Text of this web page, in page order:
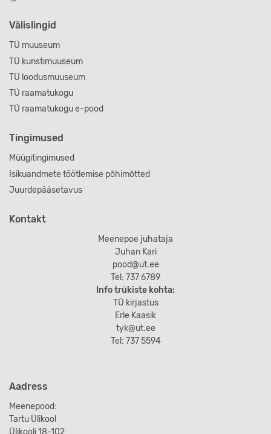
Välislingid
TÜ muuseum
TÜ kunstimuuseum
TÜ loodusmuuseum
TÜ raamatukogu
TÜ raamatukogu e-pood
Tingimused
Müügitingimused
Isikuandmete töötlemise põhimõtted
Juurdepääsetavus
Kontakt
Meenepoe juhataja
Juhan Kari
pood@ut.ee
Tel: 737 6789
Info trükiste kohta:
TÜ kirjastus
Erle Kaasik
tyk@ut.ee
Tel: 737 5594
Aadress
Meenepood:
Tartu Ülikool
Ülikooli 18-102